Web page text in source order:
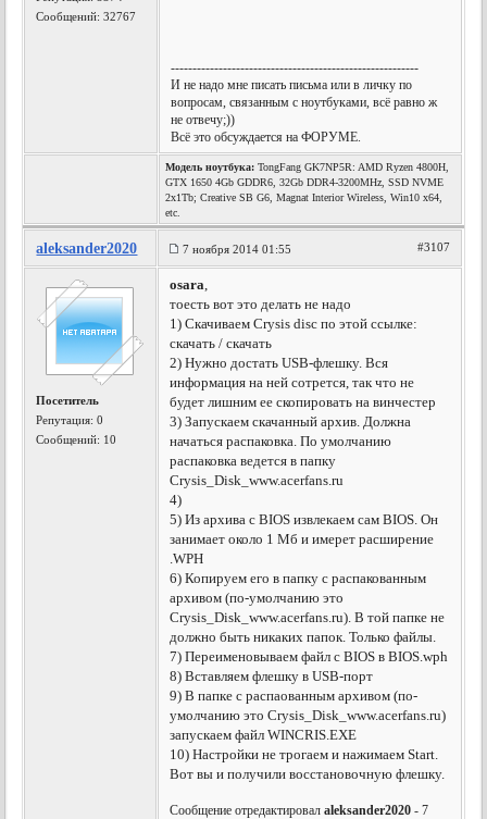
Сообщений: 32767
---------------------------------------------------------
И не надо мне писать письма или в личку по
вопросам, связанным с ноутбуками, всё равно ж
не отвечу;))
Всё это обсуждается на ФОРУМЕ.
Модель ноутбука: TongFang GK7NP5R: AMD Ryzen 4800H,
GTX 1650 4Gb GDDR6, 32Gb DDR4-3200MHz, SSD NVME
2x1Tb; Creative SB G6, Magnat Interior Wireless, Win10 x64,
etc.
aleksander2020 7 ноября 2014 01:55 #3107
Посетитель
Репутация:0
Сообщений: 10
osara,
тоесть вот это делать не надо
1) Скачиваем Crysis disc по этой ссылке:
скачать / скачать
2) Нужно достать USB-флешку. Вся
информация на ней сотрется, так что не
будет лишним ее скопировать на винчестер
3) Запускаем скачанный архив. Должна
начаться распаковка. По умолчанию
распаковка ведется в папку
Crysis_Disk_www.acerfans.ru
4)
5) Из архива с BIOS извлекаем сам BIOS. Он
занимает около 1 Мб и имерет расширение
.WPH
6) Копируем его в папку с распакованным
архивом (по-умолчанию это
Crysis_Disk_www.acerfans.ru). В той папке не
должно быть никаких папок. Только файлы.
7) Переименовываем файл с BIOS в BIOS.wph
8) Вставляем флешку в USB-порт
9) В папке с распаованным архивом (по-
умолчанию это Crysis_Disk_www.acerfans.ru)
запускаем файл WINCRIS.EXE
10) Настройки не трогаем и нажимаем Start.
Вот вы и получили восстановочную флешку.
Сообщение отредактировалaleksander2020 - 7